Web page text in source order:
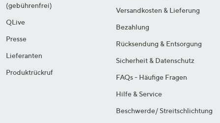
(gebührenfrei)
QLive
Presse
Lieferanten
Produktrückruf
Versandkosten & Lieferung
Bezahlung
Rücksendung & Entsorgung
Sicherheit & Datenschutz
FAQs - Häufige Fragen
Hilfe & Service
Beschwerde/ Streitschlichtung